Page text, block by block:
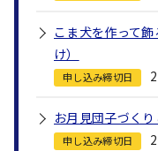
こま犬を作って
け）
申し込み締切日
お月見団子づく
申し込み締切日